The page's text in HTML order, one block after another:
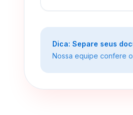
Dica: Separe seus
Nossa equipe confere